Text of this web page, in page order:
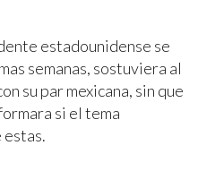
estadounidense se
semanas, sostuviera al
su par mexicana, sin que
si el tema
estas.